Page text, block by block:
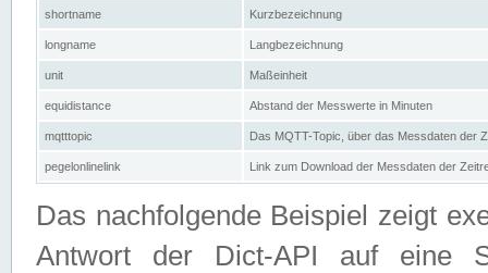
shortname Kurzbezeichnung
longname Langbezeichnung
unit Maßeinheit
equidistance Abstand der Messwerte in Minuten
mqtttopic Das MQTT-Topic, über das Messdaten der
pegelonlinelink Link zum Download der Messdaten der
Das nachfolgende Beispiel zeigt
Antwort der Dict-API auf eine